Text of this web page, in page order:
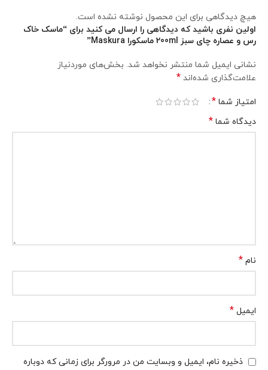
هیچ دیدگاهی برای این محصول نوشته نشده است.
اولین نفری باشید که دیدگاهی را ارسال می کنید برای “ماسک خاک
رس و عصاره چای سبز 200ml ماسکورا Maskura”
نشانی ایمیل شما منتشر نخواهد شد. بخش‌های موردنیاز
علامت‌گذاری شده‌اند *
امتیاز شما *
دیدگاه شما *
نام *
ایمیل *
ذخیره نام، ایمیل و وبسایت من در مرورگر برای زمانی که دوباره